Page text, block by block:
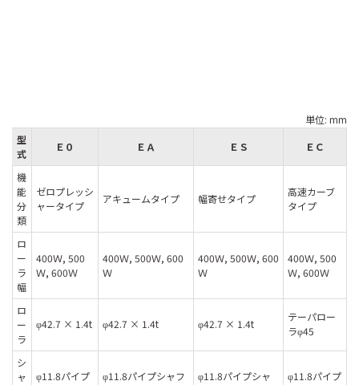
単位: mm
型
式
Ｅ０ ＥＡ ＥＳ ＥＣ
機
能
分
類
ゼロプレッシ
ャータイプ
アキュームタイプ 幅寄せタイプ
高速カーブ
タイプ
ロ
ー
ラ
幅
400Ｗ, 500
Ｗ, 600Ｗ
400Ｗ, 500Ｗ, 600
Ｗ
400Ｗ, 500Ｗ, 600
Ｗ
400Ｗ, 500
Ｗ, 600Ｗ
ロ
ー
ラ
φ42.7 × 1.4t φ42.7 × 1.4t φ42.7 × 1.4t
テーパロー
ラφ45
シ
ャ
φ11.8パイプ
φ11.8パイプシャフ
φ11.8パイプシャ
φ11.8パイプ